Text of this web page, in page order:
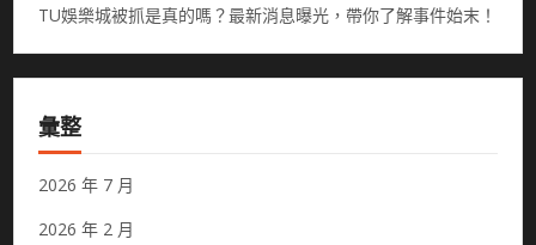
TU娛樂城被抓是真的嗎？最新消息曝光，帶你了解事件始末！
彙整
2026 年 7 月
2026 年 2 月